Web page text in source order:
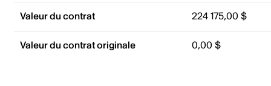
Valeur du contrat 224 175,00 $
Valeur du contrat originale 0,00 $